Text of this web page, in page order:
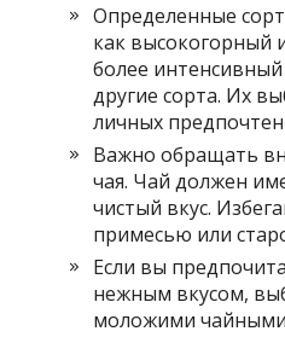
Определенные
как высокогорный
более
другие сорта. Их
личных
Важно обращать
чая. Чай должен
чистый вкус.
примесью или
Если вы
нежным вкусом,
моложими